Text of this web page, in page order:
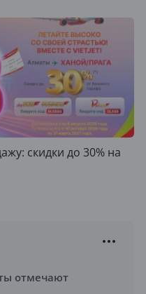
скидки до 30% на
отмечают